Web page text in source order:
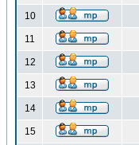
10
11
12
13
14
15